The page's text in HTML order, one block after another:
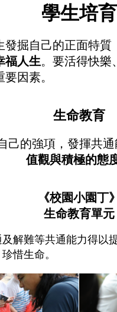
學生培育
發掘自己的正面特質
福人生。要活得快樂
因素。
生命教育
己的強項，發揮共
值觀與積極的態
《校園小園丁
生命教育單元
解難等共通能力得以
惜生命。